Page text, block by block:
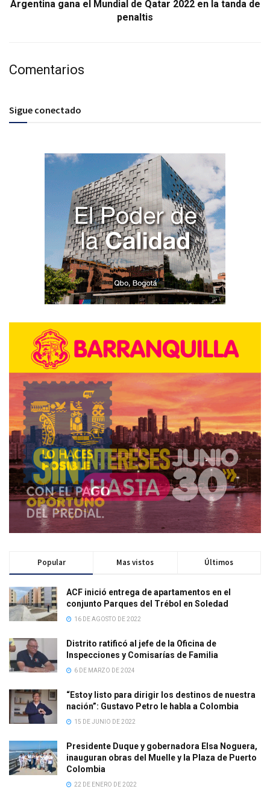
Argentina gana el Mundial de Qatar 2022 en la tanda de
penaltis
Comentarios
Sigue conectado
Popular Mas vistos Últimos
ACF inició entrega de apartamentos en el
conjunto Parques del Trébol en Soledad
16 DE AGOSTO DE 2022
Distrito ratificó al jefe de la Oficina de
Inspecciones y Comisarías de Familia
6 DE MARZO DE 2024
“Estoy listo para dirigir los destinos de nuestra
nación”: Gustavo Petro le habla a Colombia
15 DE JUNIO DE 2022
Presidente Duque y gobernadora Elsa Noguera,
inauguran obras del Muelle y la Plaza de Puerto
Colombia
22 DE ENERO DE 2022